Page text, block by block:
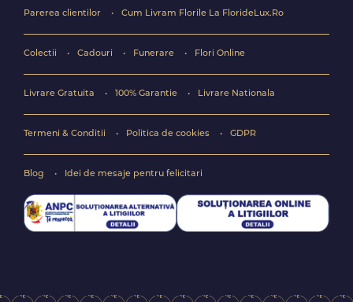
Parerea clientilor Cum Livram Florile La FlorideLux.Ro
Colectii Cadouri Funerare Flori Online
Livrare Gratuita 100% Garantie Livrare Nationala
Termeni & Conditii Politica de cookies GDPR
Blog Idei de mesaje pentru felicitari